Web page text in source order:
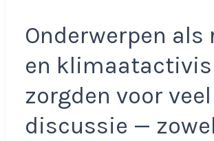
Onderwerpen als
en
zorgden voor veel
discussie —